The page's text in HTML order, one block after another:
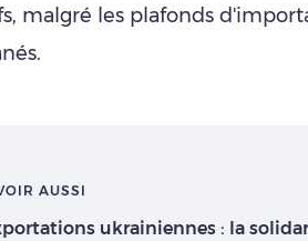
malgré les plafonds
AUSSI
ukrainiennes : la